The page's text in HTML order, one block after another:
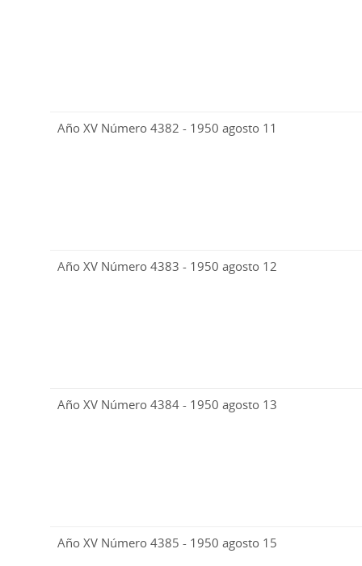
Año XV Número 4382 - 1950 agosto 11
Año XV Número 4383 - 1950 agosto 12
Año XV Número 4384 - 1950 agosto 13
Año XV Número 4385 - 1950 agosto 15